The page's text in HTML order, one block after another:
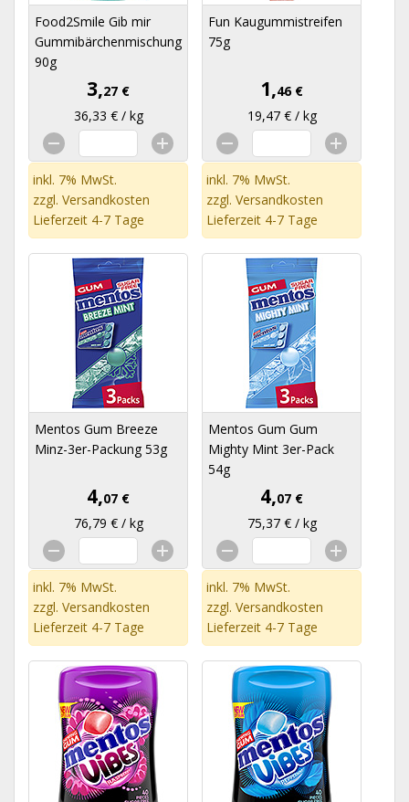
Food2Smile Gib mir
Gummibärchenmischung
90g
3,27 €
36,33 € / kg
inkl. 7% MwSt.
zzgl. Versandkosten
Lieferzeit 4-7 Tage
Fun Kaugummistreifen
75g
1,46 €
19,47 € / kg
inkl. 7% MwSt.
zzgl. Versandkosten
Lieferzeit 4-7 Tage
Mentos Gum Breeze
Minz-3er-Packung 53g
4,07 €
76,79 € / kg
inkl. 7% MwSt.
zzgl. Versandkosten
Lieferzeit 4-7 Tage
Mentos Gum Gum
Mighty Mint 3er-Pack
54g
4,07 €
75,37 € / kg
inkl. 7% MwSt.
zzgl. Versandkosten
Lieferzeit 4-7 Tage